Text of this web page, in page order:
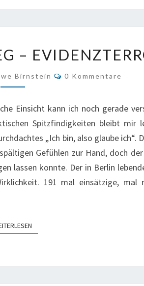
STEINWEG
–
EVIDENZTERROR
–
Birnstein Kommentare
0 Kommentare
Einsicht kann ich noch gerade
Spitzfindigkeiten bleibt mir
„Ich bin, also glaube ich“.
Gefühlen zur Hand, doch
lassen konnte. Der in Berlin
191 mal einsätzige, mal